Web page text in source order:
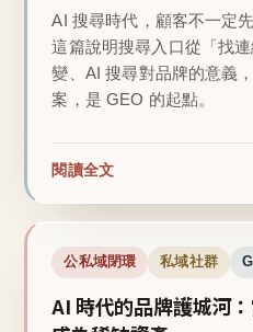
AI 搜尋時代，顧客不一定
這篇說明搜尋入口從「找
變、AI 搜尋對品牌的意義
案，是 GEO 的起點。
閱讀全文
公私域閉環 私域社群
AI 時代的品牌護城河